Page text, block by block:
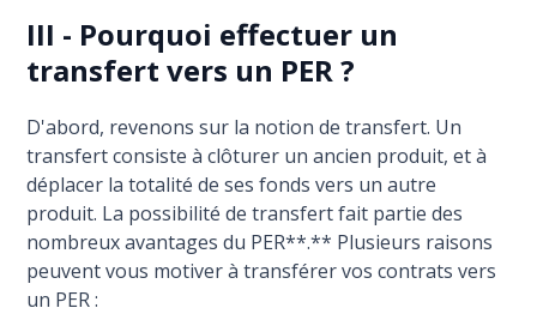
III - Pourquoi effectuer un
transfert vers un PER ?
D'abord, revenons sur la notion de transfert. Un
transfert consiste à clôturer un ancien produit, et à
déplacer la totalité de ses fonds vers un autre
produit. La possibilité de transfert fait partie des
nombreux avantages du PER**.** Plusieurs raisons
peuvent vous motiver à transférer vos contrats vers
un PER :